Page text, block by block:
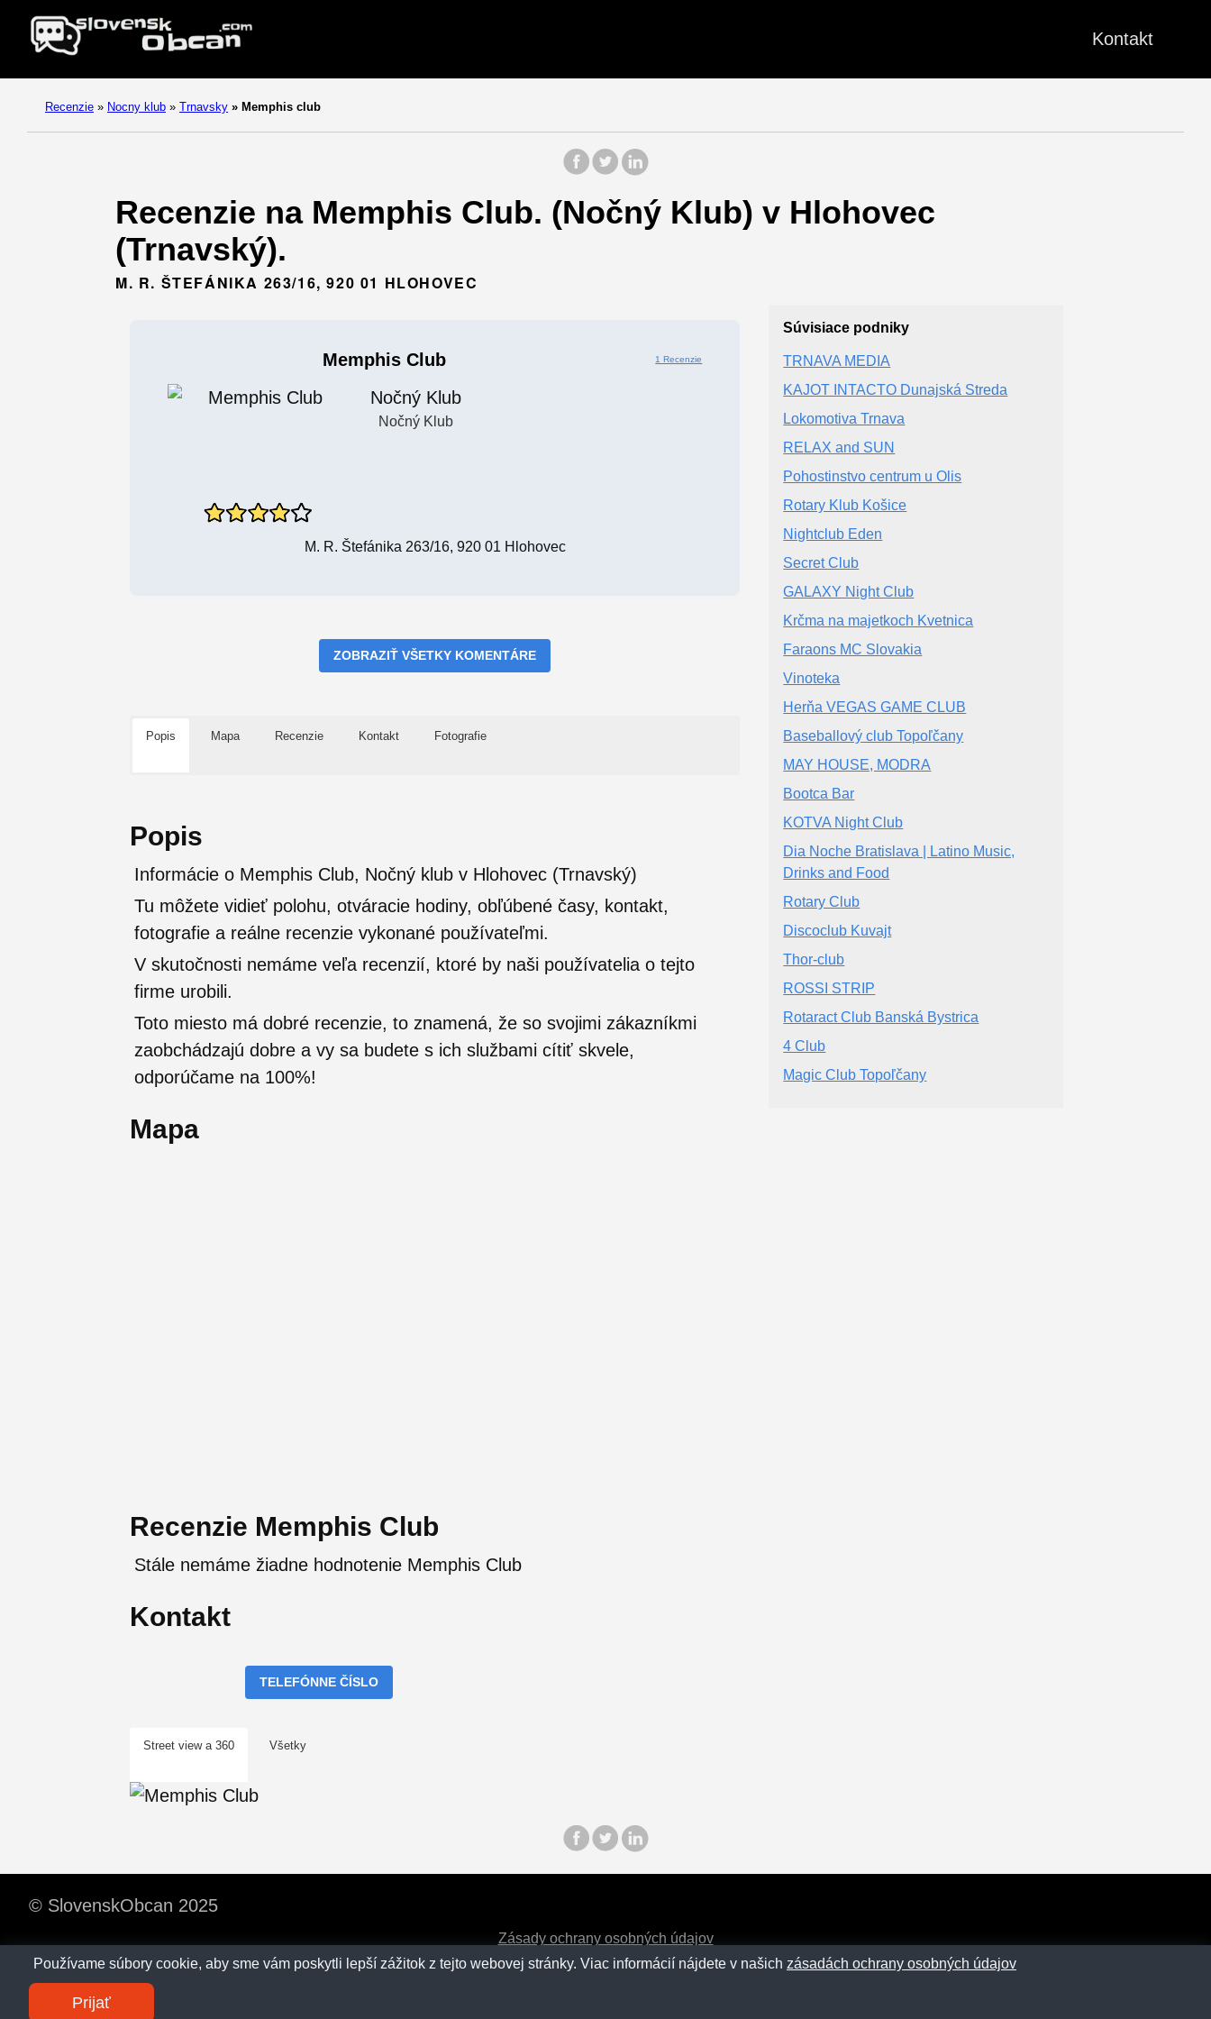
Kontakt
Recenzie » Nocny klub » Trnavsky » Memphis club
Recenzie na Memphis Club. (Nočný Klub) v Hlohovec
(Trnavský).
M. R. ŠTEFÁNIKA 263/16, 920 01 HLOHOVEC
Memphis Club 1 Recenzie
Nočný Klub
Nočný Klub
M. R. Štefánika 263/16, 920 01 Hlohovec
ZOBRAZIŤ VŠETKY KOMENTÁRE
Popis Mapa Recenzie Kontakt Fotografie
Popis
Informácie o Memphis Club, Nočný klub v Hlohovec (Trnavský)
Tu môžete vidieť polohu, otváracie hodiny, obľúbené časy, kontakt,
fotografie a reálne recenzie vykonané používateľmi.
V skutočnosti nemáme veľa recenzií, ktoré by naši používatelia o tejto
firme urobili.
Toto miesto má dobré recenzie, to znamená, že so svojimi zákazníkmi
zaobchádzajú dobre a vy sa budete s ich službami cítiť skvele,
odporúčame na 100%!
Mapa
Recenzie Memphis Club
Stále nemáme žiadne hodnotenie Memphis Club
Kontakt
TELEFÓNNE ČÍSLO
Street view a 360 Všetky
Súvisiace podniky
TRNAVA MEDIA
KAJOT INTACTO Dunajská Streda
Lokomotiva Trnava
RELAX and SUN
Pohostinstvo centrum u Olis
Rotary Klub Košice
Nightclub Eden
Secret Club
GALAXY Night Club
Krčma na majetkoch Kvetnica
Faraons MC Slovakia
Vinoteka
Herňa VEGAS GAME CLUB
Baseballový club Topoľčany
MAY HOUSE, MODRA
Bootca Bar
KOTVA Night Club
Dia Noche Bratislava | Latino Music,
Drinks and Food
Rotary Club
Discoclub Kuvajt
Thor-club
ROSSI STRIP
Rotaract Club Banská Bystrica
4 Club
Magic Club Topoľčany
© SlovenskObcan 2025
Zásady ochrany osobných údajov
Kontakt
Používame súbory cookie, aby sme vám poskytli lepší zážitok z tejto webovej stránky. Viac informácií nájdete v našich zásadách ochrany osobných údajov
Prijať